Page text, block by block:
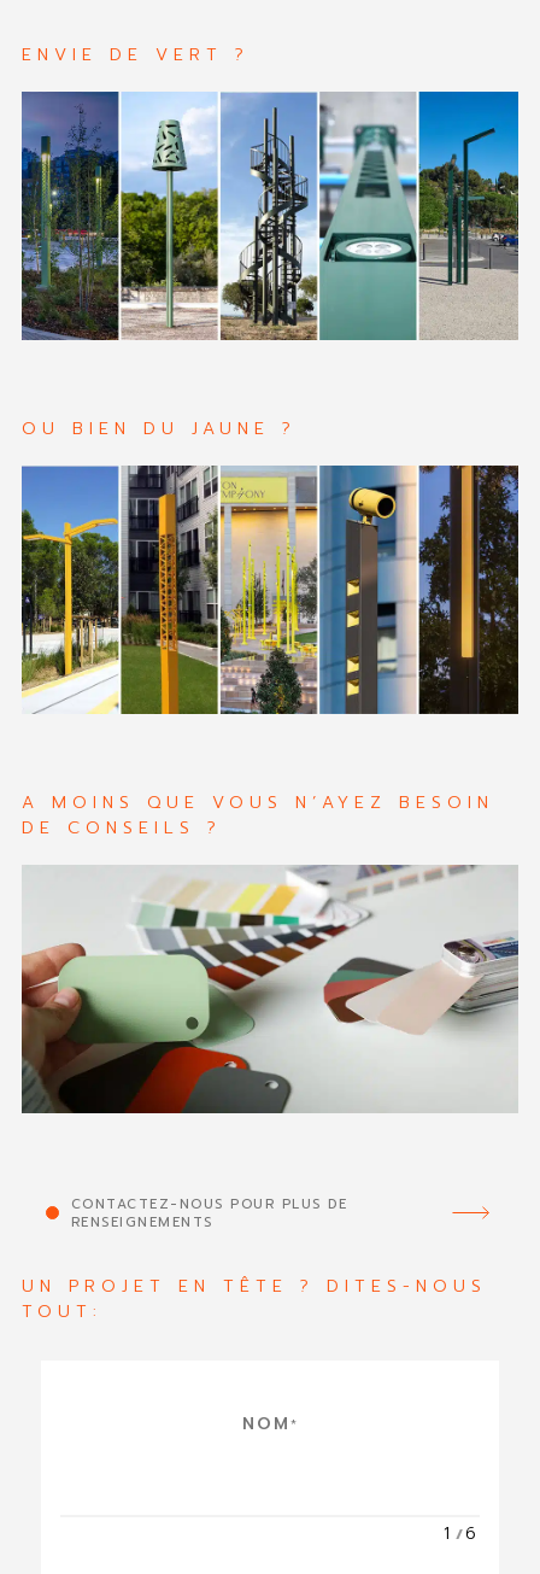
ENVIE DE VERT ?
OU BIEN DU JAUNE ?
A MOINS QUE VOUS N’AYEZ BESOIN
DE CONSEILS ?
CONTACTEZ-NOUS POUR PLUS DE
RENSEIGNEMENTS
UN PROJET EN TÊTE ? DITES-NOUS
TOUT:
E
NOM*
1 6